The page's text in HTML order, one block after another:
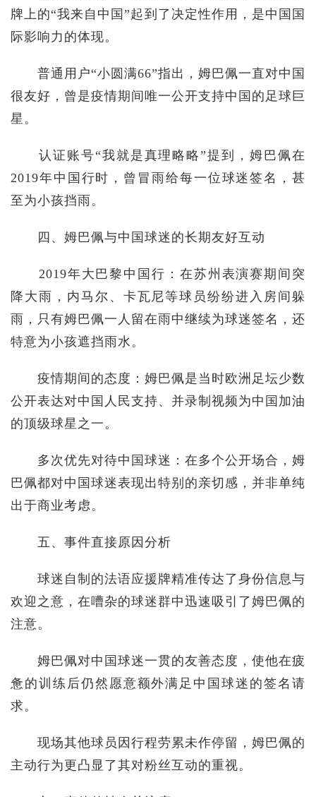
牌上的“我来自中国”起到了决定性作用，是中国国
际影响力的体现。
普通用户“小圆满66”指出，姆巴佩一直对中国
很友好，曾是疫情期间唯一公开支持中国的足球巨
星。
认证账号“我就是真理略略”提到，姆巴佩在
2019年中国行时，曾冒雨给每一位球迷签名，甚
至为小孩挡雨。
四、姆巴佩与中国球迷的长期友好互动
2019年大巴黎中国行：在苏州表演赛期间突
降大雨，内马尔、卡瓦尼等球员纷纷进入房间躲
雨，只有姆巴佩一人留在雨中继续为球迷签名，还
特意为小孩遮挡雨水。
疫情期间的态度：姆巴佩是当时欧洲足坛少数
公开表达对中国人民支持、并录制视频为中国加油
的顶级球星之一。
多次优先对待中国球迷：在多个公开场合，姆
巴佩都对中国球迷表现出特别的亲切感，并非单纯
出于商业考虑。
五、事件直接原因分析
球迷自制的法语应援牌精准传达了身份信息与
欢迎之意，在嘈杂的球迷群中迅速吸引了姆巴佩的
注意。
姆巴佩对中国球迷一贯的友善态度，使他在疲
惫的训练后仍然愿意额外满足中国球迷的签名请
求。
现场其他球员因行程劳累未作停留，姆巴佩的
主动行为更凸显了其对粉丝互动的重视。